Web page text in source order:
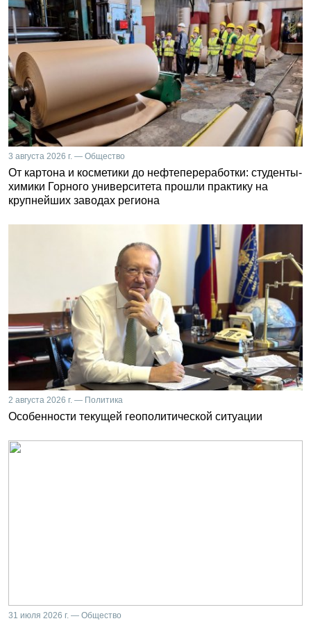
3 августа 2026 г. — Общество
От картона и косметики до нефтепереработки: студенты-
химики Горного университета прошли практику на
крупнейших заводах региона
2 августа 2026 г. — Политика
Особенности текущей геополитической ситуации
31 июля 2026 г. — Общество